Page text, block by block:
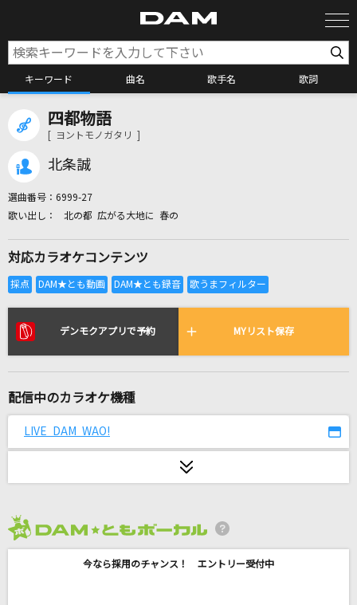
キーワード 曲名 歌手名 歌詞
全国りれき
リアルタイムで歌われている曲の一覧
Lily
怪獣
放課後ティータイム
四都物語
[ ヨントモノガタリ ]
北条誠
選曲番号： 6999-27
北の都 広がる大地に 春の
対応カラオケコンテンツ
デンモクアプリで予約 MYリスト保存
配信中のカラオケ機種
LIVE DAM WAO!
今なら採用のチャンス！ エントリー受付中